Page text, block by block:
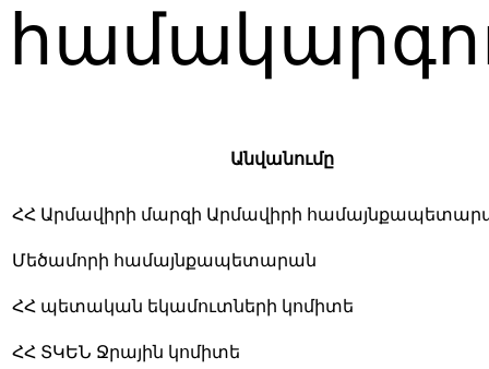
Անվանումը
ՀՀ Արմավիրի մարզի Արմավիրի
Մեծամորի համայնքապետարան
ՀՀ պետական եկամուտների կոմիտե
ՀՀ ՏԿԵՆ Ջրային կոմիտե